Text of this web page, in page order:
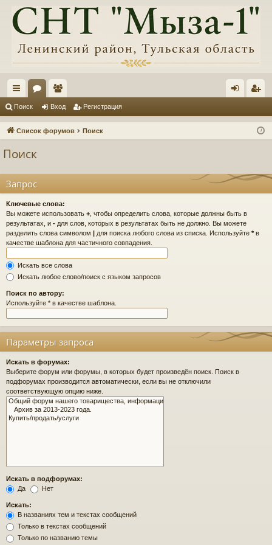
с
ы ум
ол
ьз д ис
ия
Поиск Вход Регистрация
Список форумов Поиск
Поиск
Запрос
Ключевые слова:
Вы можете использовать + , чтобы определить слова, которые должны быть в
результатах, и - для слов, которых в результатах быть не должно. Вы можете
разделить слова символом | для поиска любого слова из списка. Используйте *в
качестве шаблона для частичного совпадения.
Искать все слова
Искать любое слово/поиск с языком запросов
Поиск по автору:
Используйте * в качестве шаблона.
Параметры запроса
Искать в форумах:
Выберите форум или форумы, в которых будет произведён поиск. Поиск в
подфорумах производится автоматически, если вы не отключили
соответствующую опцию ниже.
Искать в подфорумах:
Да
Нет
Искать:
В названиях тем и текстах сообщений
Только в текстах сообщений
Только по названию темы